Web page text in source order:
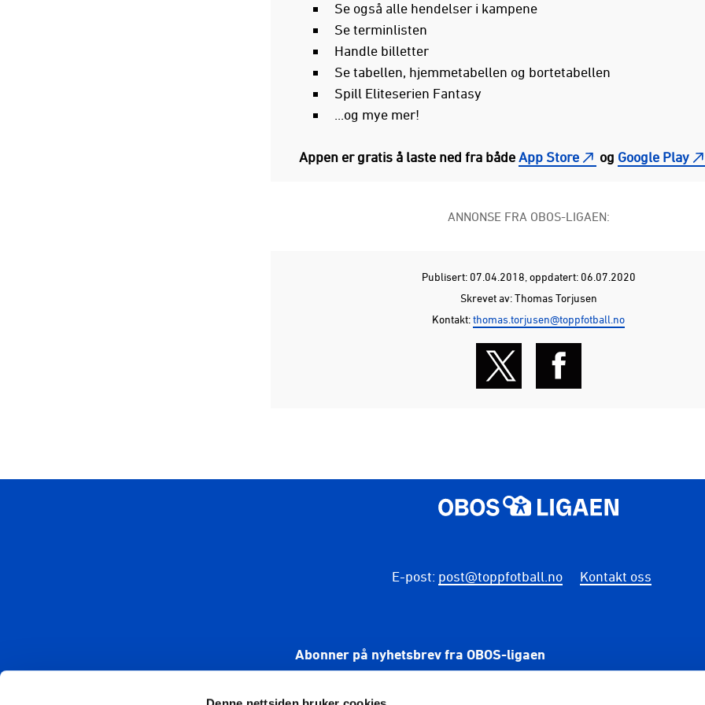
Se også alle hendelser i kampene
Se terminlisten
Handle billetter
Se tabellen, hjemmetabellen og bortetabellen
Spill Eliteserien Fantasy
...og mye mer!
Appen er gratis å laste ned fra både App Store og Google Play
ANNONSE FRA OBOS-LIGAEN:
Publisert: 07.04.2018, oppdatert: 06.07.2020
Skrevet av: Thomas Torjusen
Kontakt:thomas.torjusen@toppfotball.no
E-post: post@toppfotball.no Kontakt oss
Abonner på nyhetsbrev fra OBOS-ligaen